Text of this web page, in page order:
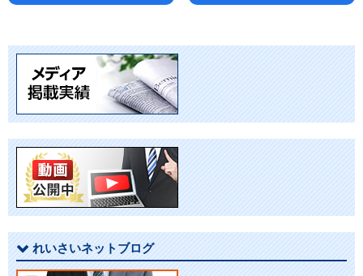
ナ
ゲ
シ
ョ
ン
れいさいネットブログ